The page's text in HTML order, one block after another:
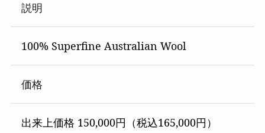
説明
100% Superfine Australian Wool
価格
出来上価格 150,000円（税込165,000円）